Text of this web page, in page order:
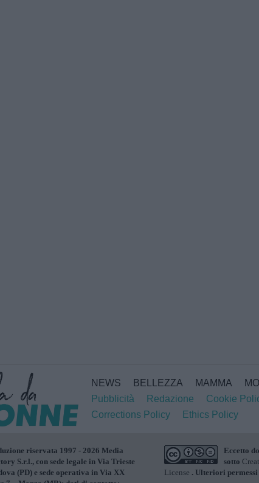
NEWS BELLEZZA MAMMA
Pubblicità
Redazione Cookie
Corrections Policy
Ethics Policy
riservata 1997 - 2026 Media
S.r.l., con sede legale in Via Trieste
(PD) e sede operativa in Via XX
Eccetto
sotto
License . Ulteriori permessi